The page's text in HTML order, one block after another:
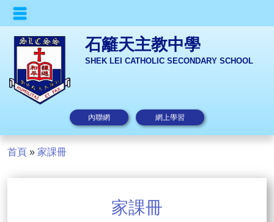
石籬天主教中學
SHEK LEI CATHOLIC SECONDARY SCHOOL
內聯網 網上學習
首頁 » 家課冊
家課冊